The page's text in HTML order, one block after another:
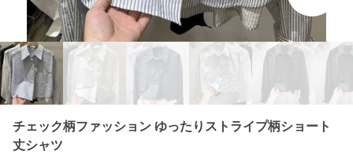
チェック柄ファッション ゆったりストライプ柄ショート
丈シャツ